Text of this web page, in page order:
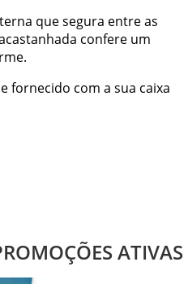
que segura entre as
confere um
fornecido com a sua caixa
ATIVAS